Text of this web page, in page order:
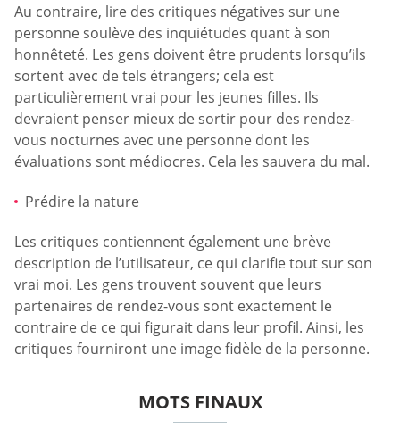
Au contraire, lire des critiques négatives sur une
personne soulève des inquiétudes quant à son
honnêteté. Les gens doivent être prudents lorsqu’ils
sortent avec de tels étrangers; cela est
particulièrement vrai pour les jeunes filles. Ils
devraient penser mieux de sortir pour des rendez-
vous nocturnes avec une personne dont les
évaluations sont médiocres. Cela les sauvera du mal.
Prédire la nature
Les critiques contiennent également une brève
description de l’utilisateur, ce qui clarifie tout sur son
vrai moi. Les gens trouvent souvent que leurs
partenaires de rendez-vous sont exactement le
contraire de ce qui figurait dans leur profil. Ainsi, les
critiques fourniront une image fidèle de la personne.
MOTS FINAUX